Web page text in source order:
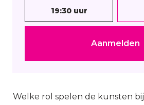
19:30 uur
Aanmelden
Welke rol spelen de kunsten bij